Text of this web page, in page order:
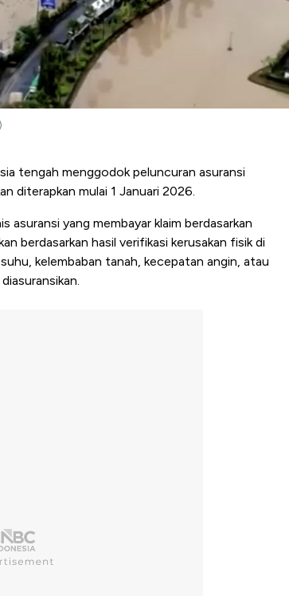
tengah menggodok peluncuran asuransi
diterapkan mulai 1 Januari 2026.
asuransi yang membayar klaim berdasarkan
berdasarkan hasil verifikasi kerusakan fisik di
kelembaban tanah, kecepatan angin, atau